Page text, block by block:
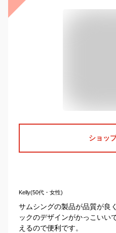
ショッ
Kelly(50代・女性)
サムシングの製品が品質が良
ックのデザインがかっこいい
えるので便利です。